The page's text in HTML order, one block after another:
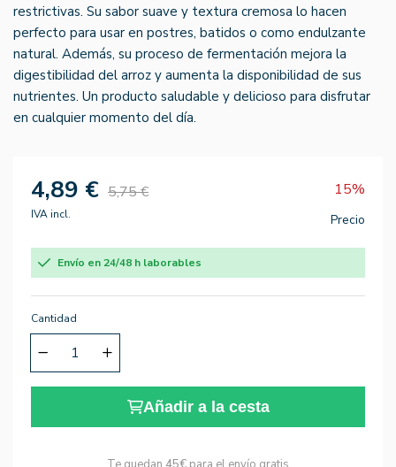
restrictivas. Su sabor suave y textura cremosa lo hacen
perfecto para usar en postres, batidos o como endulzante
natural. Además, su proceso de fermentación mejora la
digestibilidad del arroz y aumenta la disponibilidad de sus
nutrientes. Un producto saludable y delicioso para disfrutar
en cualquier momento del día.
4,89 € 5,75 € 15%
IVA incl. Precio
Envío en 24/48 h laborables
Cantidad
Añadir a la cesta